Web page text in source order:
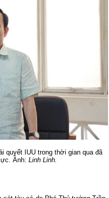
quyết IUU trong thời gian qua đã
Ảnh:Linh Linh.